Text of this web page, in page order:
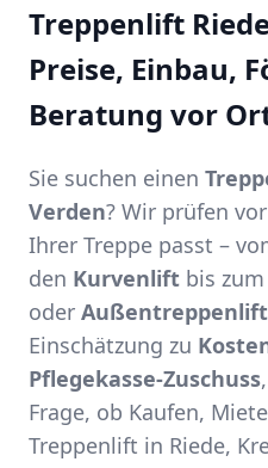
Treppenlift
Preise, Einbau,
Beratung vor
Sie suchen einen
Verden? Wir prüfen
Ihrer Treppe passt –
den Kurvenlift bis zum
oder Außentreppenlift
Einschätzung zu
Pflegekasse-Zuschuss
Frage, ob Kaufen,
Treppenlift in Riede,